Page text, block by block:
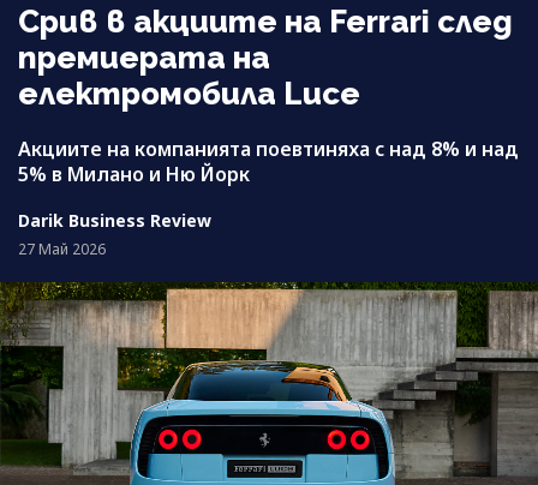
Срив в акциите на Ferrari след
премиерата на
електромобила Luce
Акциите на компанията поевтиняха с над 8% и над
5% в Милано и Ню Йорк
Darik Business Review
27 Май 2026